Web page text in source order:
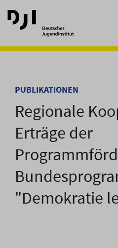
Direkt
zum
Hauptinhalt
Direkt
zum
Hauptmenü
PUBLIKATIONEN
Regionale
Erträge der
"Demokratie